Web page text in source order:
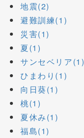
地震(2)
避難訓練(1)
災害(1)
夏(1)
サンセベリア(1)
ひまわり(1)
向日葵(1)
桃(1)
夏休み(1)
福島(1)